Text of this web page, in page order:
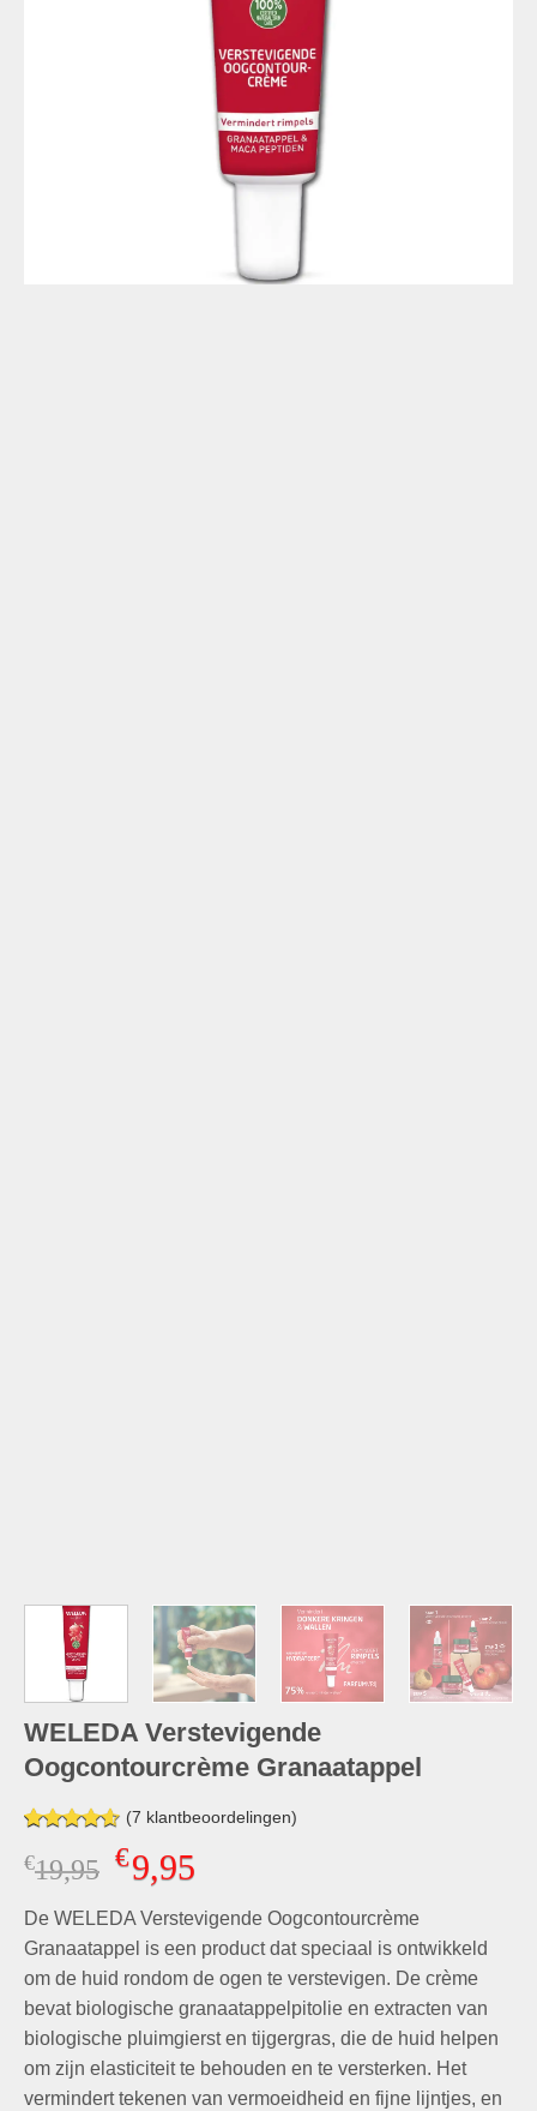
WELEDA Verstevigende
Oogcontourcrème Granaatappel
Gewaardeerd
4.57op 5
gebaseerd
waarderingen
(7 klantbeoordelingen)
€19,95 Oorspronkelijke
prijs
was:
€19,95.
€9,95Huidige
is:
€9,95.
De WELEDA Verstevigende Oogcontourcrème
Granaatappel is een product dat speciaal is ontwikkeld
om de huid rondom de ogen te verstevigen. De crème
bevat biologische granaatappelpitolie en extracten van
biologische pluimgierst en tijgergras, die de huid helpen
om zijn elasticiteit te behouden en te versterken. Het
vermindert tekenen van vermoeidheid en fijne lijntjes, en